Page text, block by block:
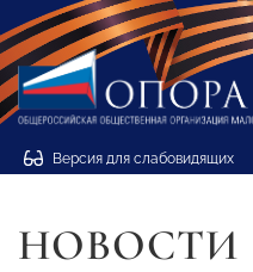
Версия для слабовидящих
НОВОСТИ